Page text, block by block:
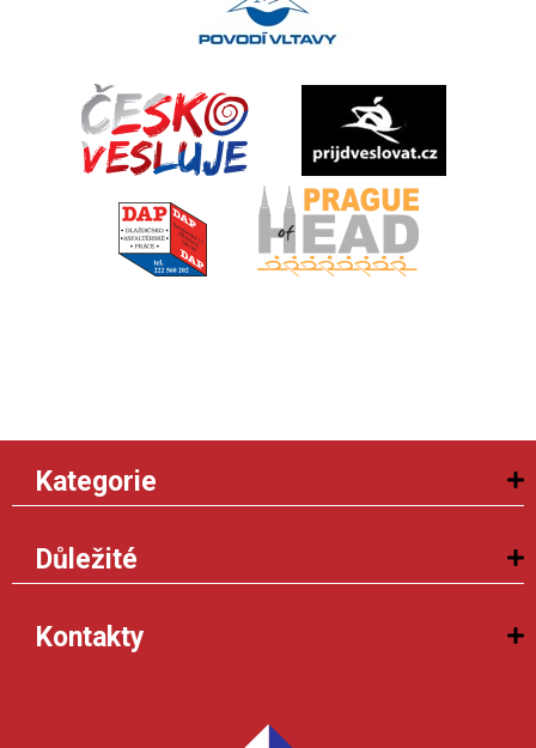
Kategorie
Důležité
Kontakty